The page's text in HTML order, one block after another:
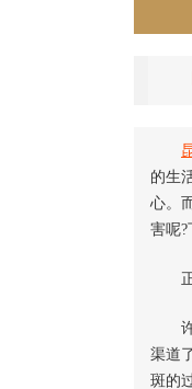
的生
心。
害呢?
正
许
渠道
斑的